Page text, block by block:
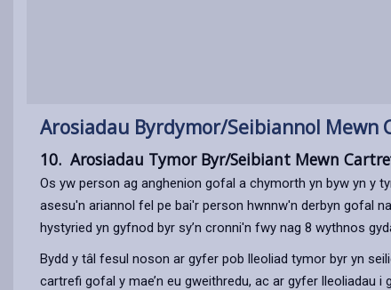
Arosiadau Byrdymor/Seibiannol Mewn
10. Arosiadau Tymor Byr/Seibiant Mewn
Os yw person ag anghenion gofal a chymorth yn byw yn y
asesu'n ariannol fel pe bai'r person hwnnw'n derbyn gofal
hystyried yn gyfnod byr sy’n cronni'n fwy nag 8 wythnos
Bydd y tâl fesul noson ar gyfer pob lleoliad tymor byr yn
cartrefi gofal y mae’n eu gweithredu, ac ar gyfer lleoliadau